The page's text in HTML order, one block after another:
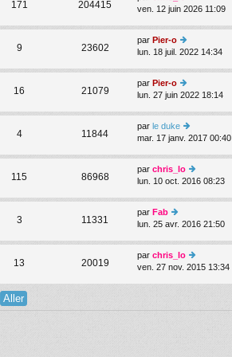
s
a
g
e
er
m
s
a
g
e
171 204415
oi
er
ni
m
s
s
a
g
e
ven. 12 juin 2026 11:09
9 23602
par Pier-o
oi
le
d
er
ni
er
m
s
s
a
g
lun. 18 juil. 2022 14:34
16 21079
par Pier-o
oi
er
ni
er
m
s
a
g
e
lun. 27 juin 2022 18:14
4 11844
par le duke
oi
d
er
ni
m
s
s
a
g
mar. 17 janv. 2017 00:40
115 86968
par chris_lo
oi
er
ni
er
m
a
lun. 10 oct. 2016 08:23
3 11331
par Fab
oi
d
er
ni
m
lun. 25 avr. 2016 21:50
13 20019
par chris_lo
oi
ven. 27 nov. 2015 13:34